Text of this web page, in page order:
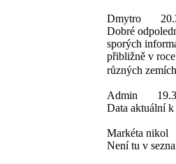
Dmytro
Dobré
sporých
přibližně v
různých
Admin
Data aktuální
Markéta nikol
Není tu v